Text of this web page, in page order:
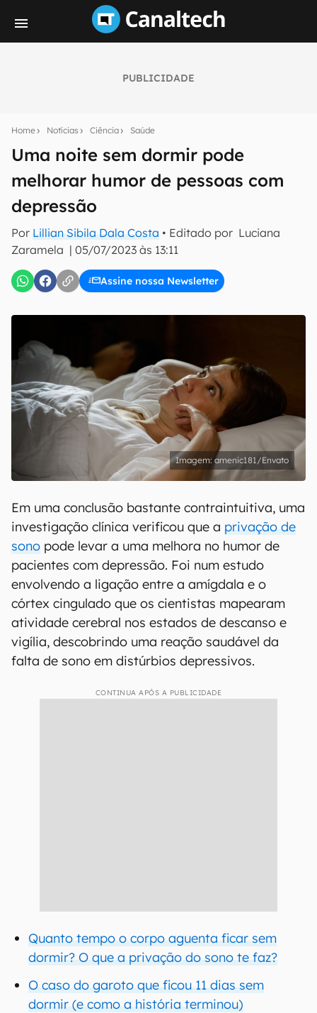
PUBLICIDADE
Home Notícias Ciência Saúde
Uma noite sem dormir pode
melhorar humor de pessoas com
depressão
Por Lillian Sibila Dala Costa • Editado por Luciana
Zaramela | 05/07/2023 às 13:11
Assine nossa Newsletter
notícias e reviews sobre tecnologia em primeira
E-mail
inscreva-se
Confirmo que li, aceito e concordo com os Termos de
Uso e Política de Privacidade do Canaltech.
amenic181/Envato
Em uma conclusão bastante contraintuitiva, uma
investigação clínica verificou que a privação de
sono pode levar a uma melhora no humor de
pacientes com depressão. Foi num estudo
envolvendo a ligação entre a amígdala e o
córtex cingulado que os cientistas mapearam
atividade cerebral nos estados de descanso e
vigília, descobrindo uma reação saudável da
falta de sono em distúrbios depressivos.
CONTINUA APÓS A PUBLICIDADE
Quanto tempo o corpo aguenta ficar sem
dormir? O que a privação do sono te faz?
O caso do garoto que ficou 11 dias sem
dormir (e como a história terminou)